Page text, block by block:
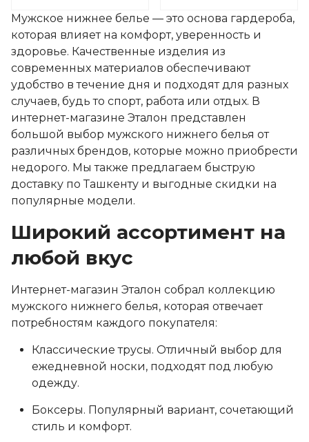
Мужское нижнее белье — это основа гардероба,
которая влияет на комфорт, уверенность и
здоровье. Качественные изделия из
современных материалов обеспечивают
удобство в течение дня и подходят для разных
случаев, будь то спорт, работа или отдых. В
интернет-магазине Эталон представлен
большой выбор мужского нижнего белья от
различных брендов, которые можно приобрести
недорого. Мы также предлагаем быструю
доставку по Ташкенту и выгодные скидки на
популярные модели.
Широкий ассортимент на
любой вкус
Интернет-магазин Эталон собрал коллекцию
мужского нижнего белья, которая отвечает
потребностям каждого покупателя:
Классические трусы. Отличный выбор для
ежедневной носки, подходят под любую
одежду.
Боксеры. Популярный вариант, сочетающий
стиль и комфорт.